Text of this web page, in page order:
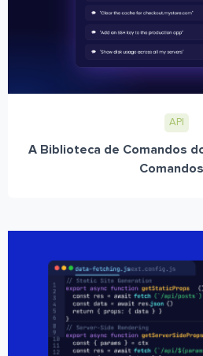
API
A Biblioteca de Comandos